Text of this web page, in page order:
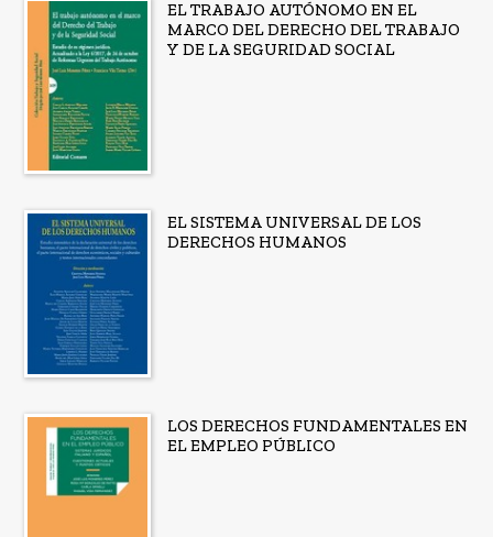
EL TRABAJO AUTÓNOMO EN EL
MARCO DEL DERECHO DEL TRABAJO
Y DE LA SEGURIDAD SOCIAL
EL SISTEMA UNIVERSAL DE LOS
DERECHOS HUMANOS
LOS DERECHOS FUNDAMENTALES EN
EL EMPLEO PÚBLICO